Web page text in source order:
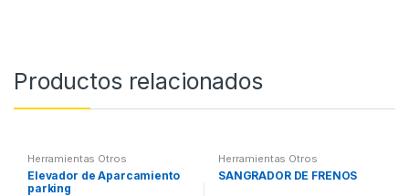
Productos relacionados
Herramientas Otros
Elevador de Aparcamiento
parking
Herramientas Otros
SANGRADOR DE FRENOS